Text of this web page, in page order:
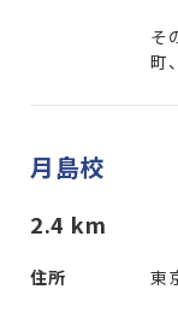
そ
町
月島校
2.4 km
住所 東